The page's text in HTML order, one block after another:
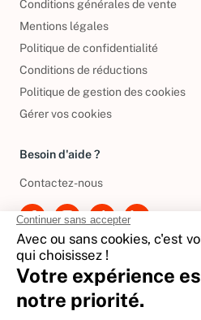
Conditions générales de vente
Mentions légales
Politique de confidentialité
Conditions de réductions
Politique de gestion des cookies
Gérer vos cookies
Besoin d'aide ?
Contactez-nous
International
🇪🇸Espagne
🇩🇪Allemagne